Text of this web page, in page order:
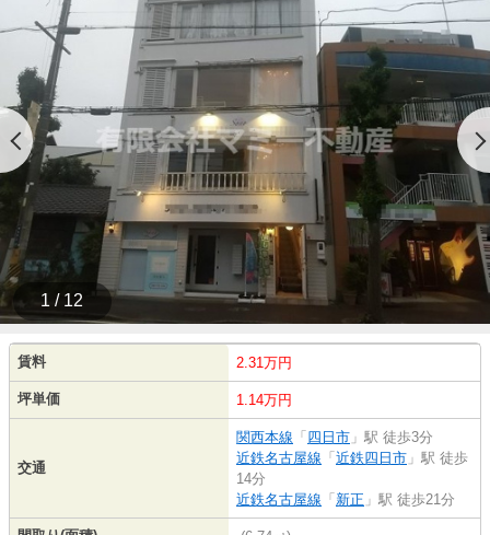
1 / 12
賃料 2.31万円
坪単価 1.14万円
交通
関西本線 「 四日市 」駅 徒歩3分
近鉄名古屋線 「 近鉄四日市 」駅 徒歩
14分
近鉄名古屋線 「 新正 」駅 徒歩21分